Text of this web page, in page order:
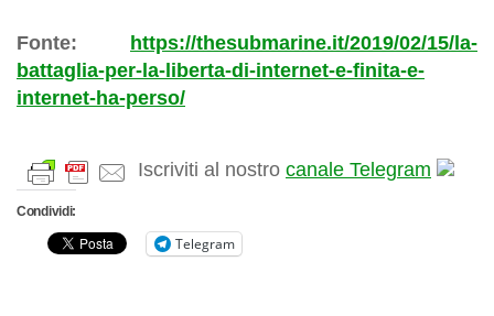
Fonte: https://thesubmarine.it/2019/02/15/la-
battaglia-per-la-liberta-di-internet-e-finita-e-
internet-ha-perso/
Iscriviti al nostro canale Telegram
Condividi:
Telegram